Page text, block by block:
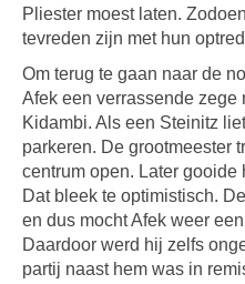
Pliester moest laten.
tevreden zijn met hun
Om terug te gaan naar de
Afek een verrassende zege
Kidambi. Als een Steinitz
parkeren. De grootmeester
centrum open. Later gooide
Dat bleek te optimistisch.
en dus mocht Afek weer
Daardoor werd hij zelfs
partij naast hem was in